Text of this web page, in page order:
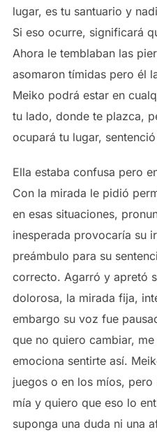
lugar, es tu santuario y
Si eso ocurre, significará
Ahora le temblaban las
asomaron tímidas pero él
Meiko podrá estar en
tu lado, donde te plazca,
ocupará tu lugar,
Ella estaba confusa pero
Con la mirada le pidió
en esas situaciones,
inesperada provocaría su
preámbulo para su
correcto. Agarró y apretó
dolorosa, la mirada fija,
embargo su voz fue
que no quiero cambiar,
emociona sentirte así.
juegos o en los míos,
mía y quiero que eso lo
suponga una duda ni una